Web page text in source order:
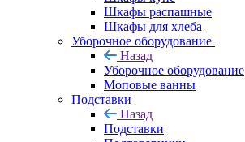
Шкафы распашные
Шкафы для хлеба
Уборочное оборудование
Назад
Уборочное оборудование
Моповые ванны
Подставки
Назад
Подставки